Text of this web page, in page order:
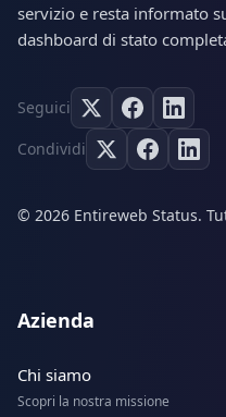
servizio e resta informato
dashboard di stato
Seguici
Condividi
© 2026 Entireweb Status.
Azienda
Chi siamo
Scopri la nostra missione